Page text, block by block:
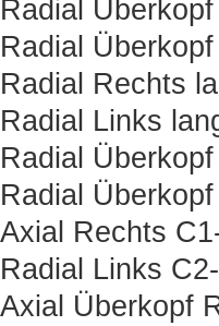
Radial
Radial
Radial Rechts
Radial Links
Radial
Radial
Axial Rechts
Radial Links
Axial Überkopf